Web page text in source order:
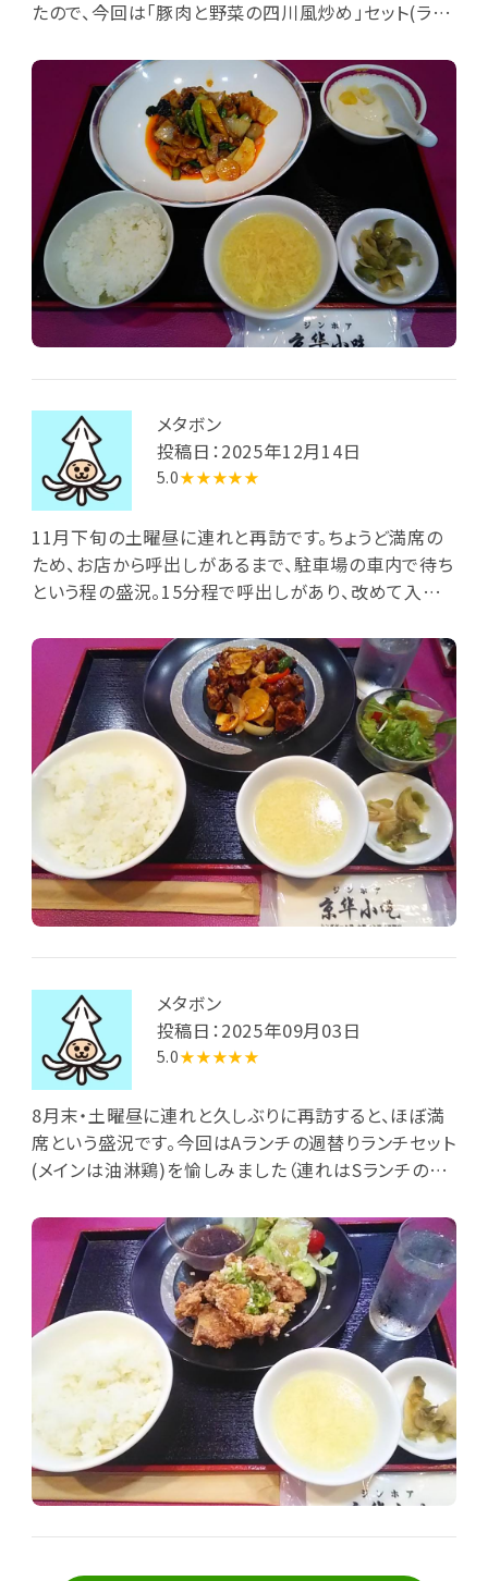
たので、今回は「豚肉と野菜の四川風炒め」セット(ライ
スの小籠包を注文しました(連れは「チンジャオロー
ス」セット)。到来した平膳には、主皿としてピリ辛仕上
げの四川風炒め(片栗粉をまぶした豚バラ肉/青梗菜/
ニンニク芽/ピーマン/パプリカ/タマネギ/タケノコ/フク
ロ茸/シメジ/舞茸/クワイ)。ピリ辛ながら旨みもあり、
なかなかに美味しい。これにライスと掻き卵入り中華ス
ープ、搾菜、それに杏仁豆腐が付いています。加えてサ
ービスの小籠包は別に蒸籠で到来し、小籠包は4個入
り。熱々の小籠包から流れ出す肉汁は相変わらず美味
しい。食後はいつものとろとろ食感の杏仁豆腐で良い
口直しとなりました。なお、昨年に来店したらしく、大相
メタボン
投稿日：2025年12月14日
5.0★★★★★
11月下旬の土曜昼に連れと再訪です。ちょうど満席の
ため、お店から呼出しがあるまで、駐車場の車内で待ち
という程の盛況。15分程で呼出しがあり、改めて入店
菜の香り辛子炒め(ライス/スープ/サラダ/搾菜/杏仁豆
腐/ホットコーヒー付)」をクーポンサービスのマロンク
リームごま団子とともに注文しました(連れは小籠包ラ
ンチセット+サービスのマロンクリームごま団子)。週替
りの主皿は、鶏もも唐揚げにピリ辛の味付けで炒めた
タマネギ・ピーマン・パプリカ・ニンジン・フクロ茸を和
え、全体に黒甘酢あんをかけたもの。ピリ辛さと甘酸っ
ぱさで、なかなかに美味しい。サラダはレタス・水菜・ト
マト・キュウリに中華ドレがけ。また掻き卵入り中華ス
ープとザーサイも付いています。食後はいつものとろと
ろ食感の杏仁豆腐、それにホットコーヒー到来。さらに
メタボン
投稿日：2025年09月03日
5.0★★★★★
8月末・土曜昼に連れと久しぶりに再訪すると、ほぼ満
席という盛況です。今回はAランチの週替りランチセット
(メインは油淋鶏)を愉しみました（連れはSランチの小
け用中華ダレの小碗が載り、野菜サラダ(レタス/水菜/
キュウリ/ミニトマト/中華ドレ)が添えられています。刻
みネギをトッピングした油淋鶏はカリカリ衣を纏う7～
8片。中華ダレを回しがけし、衣をしんなりさせて頬張
ると、甘酸っぱいタレの味わいと歯応えある肉の食感で
口内充実です。掻き卵入り中華スープとザーサイも加
わり、食が進みます。メインの食後には、口直しとしてと
ろとろ食感の杏仁豆腐にホットコーヒーが到来。暫し
寛ぎました。